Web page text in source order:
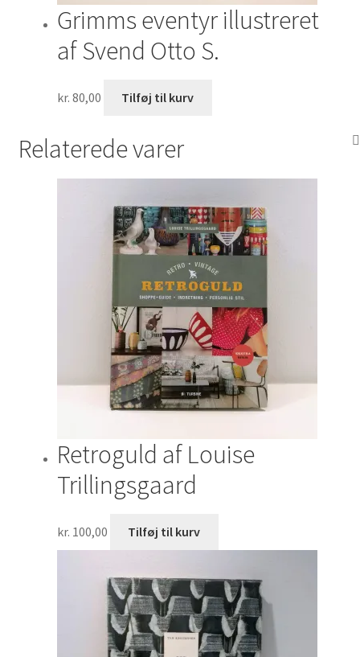
Grimms eventyr illustreret
af Svend Otto S.
kr. 80,00 Tilføj til kurv
Relaterede varer
Retroguld af Louise
Trillingsgaard
kr. 100,00 Tilføj til kurv